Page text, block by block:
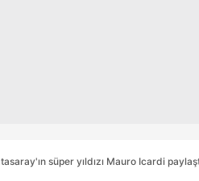
süper yıldızı Mauro Icardi